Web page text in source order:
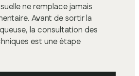
ne remplace jamais
Avant de sortir la
la consultation des
est une étape